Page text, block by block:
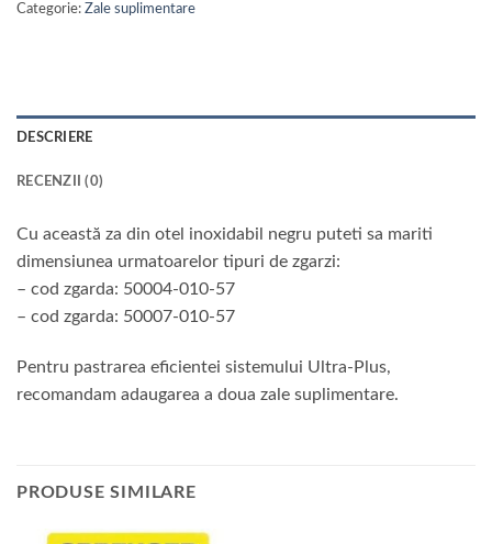
Categorie: Zale suplimentare
DESCRIERE
RECENZII (0)
Cu această za din otel inoxidabil negru puteti sa mariti
dimensiunea urmatoarelor tipuri de zgarzi:
– cod zgarda: 50004-010-57
– cod zgarda: 50007-010-57
Pentru pastrarea eficientei sistemului Ultra-Plus,
recomandam adaugarea a doua zale suplimentare.
PRODUSE SIMILARE